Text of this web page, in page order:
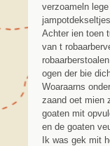
verzoameln
Achter ien toen
van t
ogen der bie
Woaraarns
zaand oet mien
goaten mit
en de goaten
Ik was gek mit